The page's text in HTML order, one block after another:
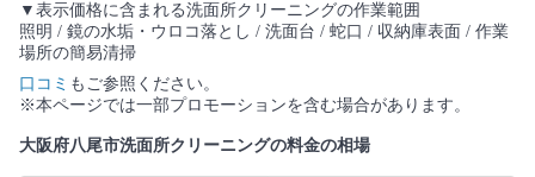
▼表示価格に含まれる洗面所クリーニングの作業範囲
照明 / 鏡の水垢・ウロコ落とし / 洗面台 / 蛇口 / 収納庫表面 / 作業
場所の簡易清掃
口コミ もご参照ください。
※本ページでは一部プロモーションを含む場合があります。
大阪府八尾市洗面所クリーニングの料金の相場